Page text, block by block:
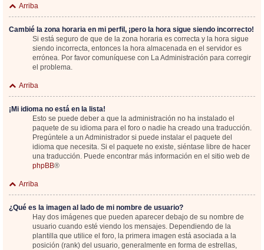
Arriba
Cambié la zona horaria en mi perfil, ¡pero la hora sigue siendo incorrecto!
Si está seguro de que de la zona horaria es correcta y la hora sigue
siendo incorrecta, entonces la hora almacenada en el servidor es
errónea. Por favor comuníquese con La Administración para corregir
el problema.
Arriba
¡Mi idioma no está en la lista!
Esto se puede deber a que la administración no ha instalado el
paquete de su idioma para el foro o nadie ha creado una traducción.
Pregúntele a un Administrador si puede instalar el paquete del
idioma que necesita. Si el paquete no existe, siéntase libre de hacer
una traducción. Puede encontrar más información en el sitio web de
phpBB®
Arriba
¿Qué es la imagen al lado de mi nombre de usuario?
Hay dos imágenes que pueden aparecer debajo de su nombre de
usuario cuando esté viendo los mensajes. Dependiendo de la
plantilla que utilice el foro, la primera imagen está asociada a la
posición (rank) del usuario, generalmente en forma de estrellas,